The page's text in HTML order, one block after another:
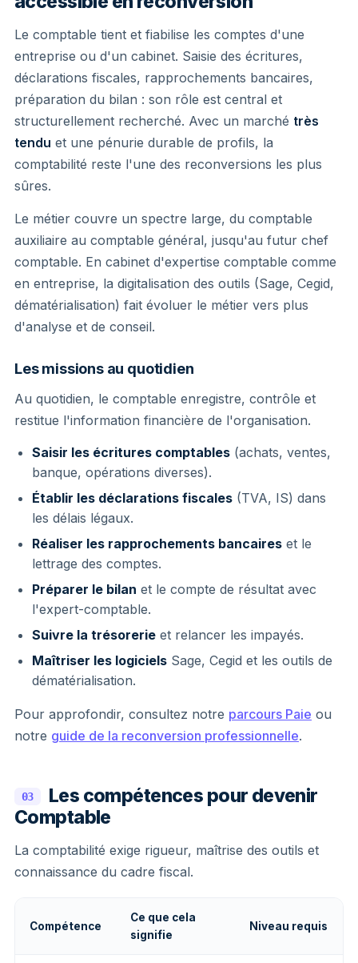
Le comptable tient et fiabilise les comptes d'une
entreprise ou d'un cabinet. Saisie des écritures,
déclarations fiscales, rapprochements bancaires,
préparation du bilan : son rôle est central et
structurellement recherché. Avec un marché très
tendu et une pénurie durable de profils, la
comptabilité reste l'une des reconversions les plus
sûres.
Le métier couvre un spectre large, du comptable
auxiliaire au comptable général, jusqu'au futur chef
comptable. En cabinet d'expertise comptable comme
en entreprise, la digitalisation des outils (Sage, Cegid,
dématérialisation) fait évoluer le métier vers plus
d'analyse et de conseil.
Les missions au quotidien
Au quotidien, le comptable enregistre, contrôle et
restitue l'information financière de l'organisation.
Saisir les écritures comptables (achats, ventes,
banque, opérations diverses).
Établir les déclarations fiscales (TVA, IS) dans
les délais légaux.
Réaliser les rapprochements bancaires et le
lettrage des comptes.
Préparer le bilan et le compte de résultat avec
l'expert-comptable.
Suivre la trésorerie et relancer les impayés.
Maîtriser les logiciels Sage, Cegid et les outils de
dématérialisation.
Pour approfondir, consultez notre parcours Paie ou
notre guide de la reconversion professionnelle.
03
Les compétences pour devenir
Comptable
La comptabilité exige rigueur, maîtrise des outils et
connaissance du cadre fiscal.
Compétence
Ce que cela
signifie
Niveau requis